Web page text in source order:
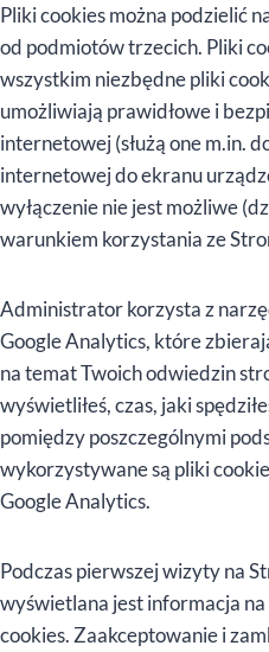
Pliki cookies można podzielić
od podmiotów trzecich. Pliki
wszystkim niezbędne pliki
umożliwiają prawidłowe i
internetowej (służą one m.in.
internetowej do ekranu
wyłączenie nie jest możliwe
warunkiem korzystania ze
Administrator korzysta z
Google Analytics, które
na temat Twoich odwiedzin
wyświetliłeś, czas, jaki
pomiędzy poszczególnymi
wykorzystywane są pliki
Google Analytics.
Podczas pierwszej wizyty na
wyświetlana jest informacja
cookies. Zaakceptowanie i